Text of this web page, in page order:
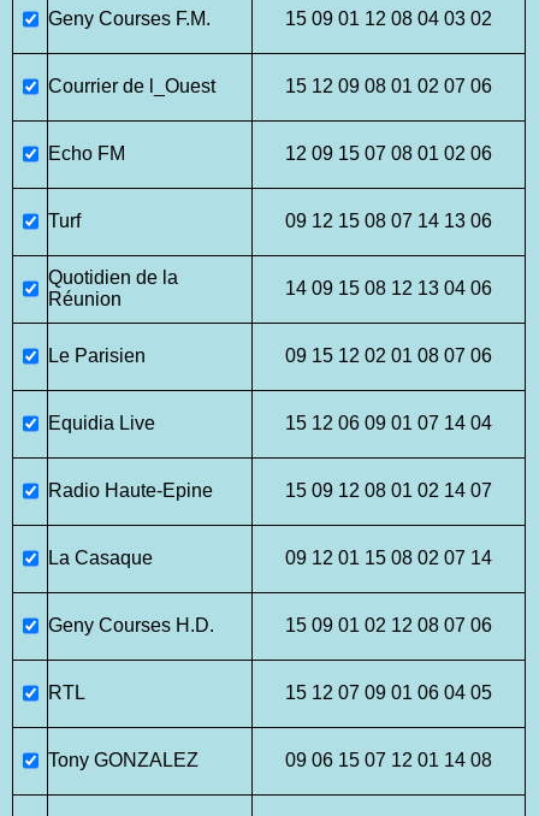
Geny Courses F.M. 15 09 01 12 08 04 03 02
Courrier de l_Ouest 15 12 09 08 01 02 07 06
Echo FM 12 09 15 07 08 01 02 06
Turf 09 12 15 08 07 14 13 06
Quotidien de la
Réunion
14 09 15 08 12 13 04 06
Le Parisien 09 15 12 02 01 08 07 06
Equidia Live 15 12 06 09 01 07 14 04
Radio Haute-Epine 15 09 12 08 01 02 14 07
La Casaque 09 12 01 15 08 02 07 14
Geny Courses H.D. 15 09 01 02 12 08 07 06
RTL 15 12 07 09 01 06 04 05
Tony GONZALEZ 09 06 15 07 12 01 14 08